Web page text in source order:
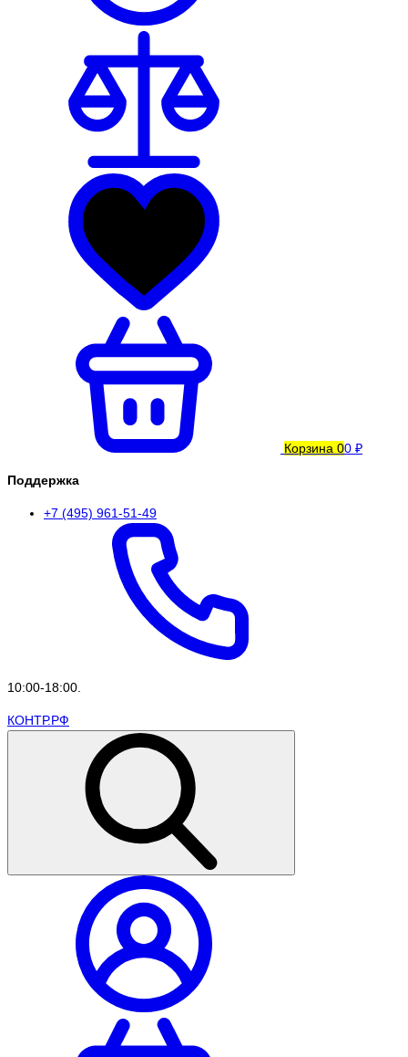
Корзина 00 ₽
Поддержка
+7 (495) 961-51-49
10:00-18:00.
КОНТР.РФ